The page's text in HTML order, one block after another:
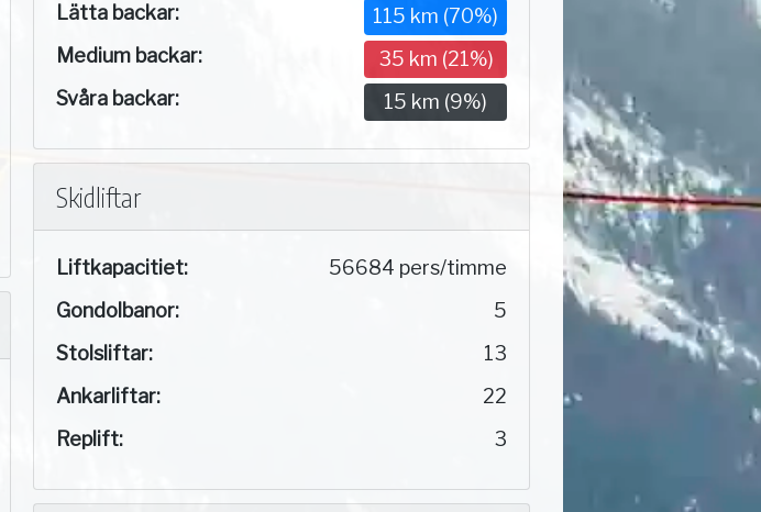
Lätta backar:
115 km (70%)
Medium backar:
35 km (21%)
Svåra backar:
15 km (9%)
Skidliftar
Liftkapacitiet:
56684 pers/timme
Gondolbanor:
5
Stolsliftar:
13
Ankarliftar:
22
Replift:
3